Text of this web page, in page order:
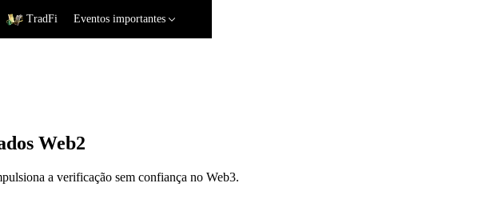
TradFi Eventos importantes
Web2
a verificação sem confiança no Web3.